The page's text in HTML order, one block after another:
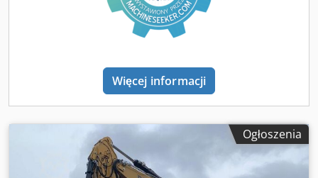
Więcej informacji
Ogłoszenia